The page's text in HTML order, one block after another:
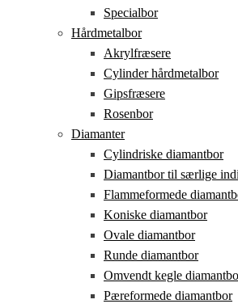
Specialbor
Hårdmetalbor
Akrylfræsere
Cylinder hårdmetalbor
Gipsfræsere
Rosenbor
Diamanter
Cylindriske diamantbor
Diamantbor til særlige
Flammeformede
Koniske diamantbor
Ovale diamantbor
Runde diamantbor
Omvendt kegle
Pæreformede diamantbor